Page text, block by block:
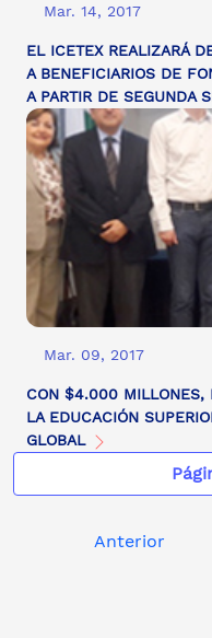
Mar. 14, 2017
EL ICETEX REALIZARÁ
A BENEFICIARIOS DE
A PARTIR DE SEGUNDA
Mar. 09, 2017
CON $4.000 MILLONES,
LA EDUCACIÓN
GLOBAL
Anterior